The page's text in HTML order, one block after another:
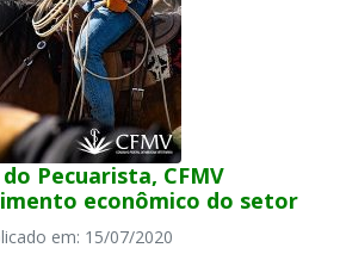
Pecuarista, CFMV
econômico do setor
em: 15/07/2020